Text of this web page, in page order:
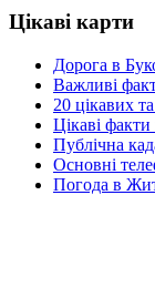
Цікаві карти
Дорога в
Важливі
20 цікавих
Цікаві
Публічна
Основні
Погода в